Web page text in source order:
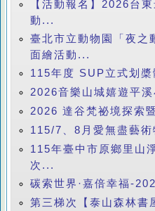
【活動報名】2026台
動...
臺北市立動物園「夜之
面繪活動...
115年度 SUP立式划
2026音樂山城嬉遊平
2026 達谷梵祕境探索
115/7、8月愛無盡藝
115年臺中市原鄉里山
次...
碳索世界·嘉倍幸福-
第三梯次【泰山森林書